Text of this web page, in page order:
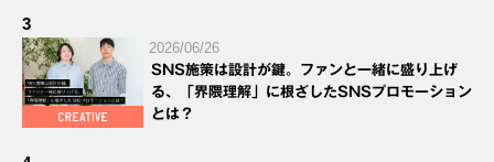
3
2026/06/26
SNS施策は設計が鍵。ファンと一緒に盛り上げ
る、「界隈理解」に根ざしたSNSプロモーション
とは？